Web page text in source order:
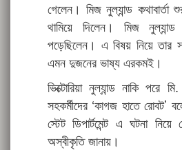
গেলেন। মিজ নুল্যান্ড কথাবার্তা
থামিয়ে দিলেন। মিজ
পড়েছিলেন। এ বিষয় নিয়ে তার
এমন দুজনের ভাষ্য এরকমই।
ভিক্টোরিয়া নুল্যান্ড নাকি পরে
সহকর্মীদের ‘কাগজ হাতে রোবট’
স্টেট ডিপার্টমেন্ট এ ঘটনা
অস্বীকৃতি জানায়।